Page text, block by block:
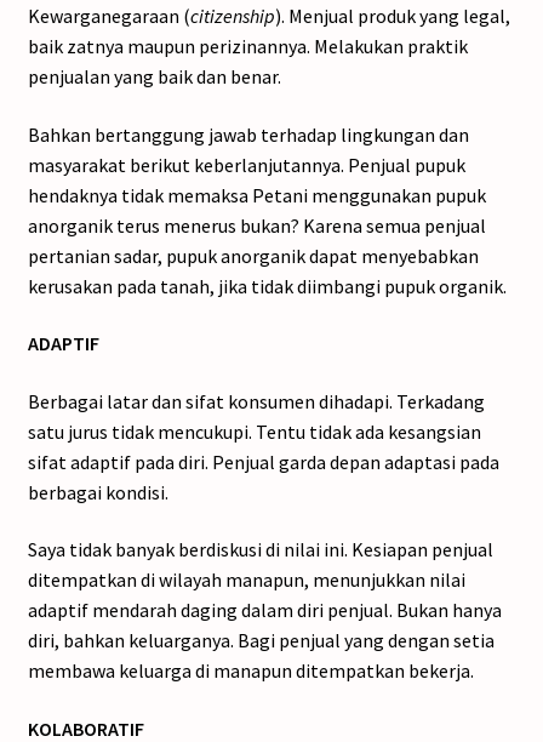
Kewarganegaraan (citizenship). Menjual produk yang legal,
baik zatnya maupun perizinannya. Melakukan praktik
penjualan yang baik dan benar.
Bahkan bertanggung jawab terhadap lingkungan dan
masyarakat berikut keberlanjutannya. Penjual pupuk
hendaknya tidak memaksa Petani menggunakan pupuk
anorganik terus menerus bukan? Karena semua penjual
pertanian sadar, pupuk anorganik dapat menyebabkan
kerusakan pada tanah, jika tidak diimbangi pupuk organik.
ADAPTIF
Berbagai latar dan sifat konsumen dihadapi. Terkadang
satu jurus tidak mencukupi. Tentu tidak ada kesangsian
sifat adaptif pada diri. Penjual garda depan adaptasi pada
berbagai kondisi.
Saya tidak banyak berdiskusi di nilai ini. Kesiapan penjual
ditempatkan di wilayah manapun, menunjukkan nilai
adaptif mendarah daging dalam diri penjual. Bukan hanya
diri, bahkan keluarganya. Bagi penjual yang dengan setia
membawa keluarga di manapun ditempatkan bekerja.
KOLABORATIF